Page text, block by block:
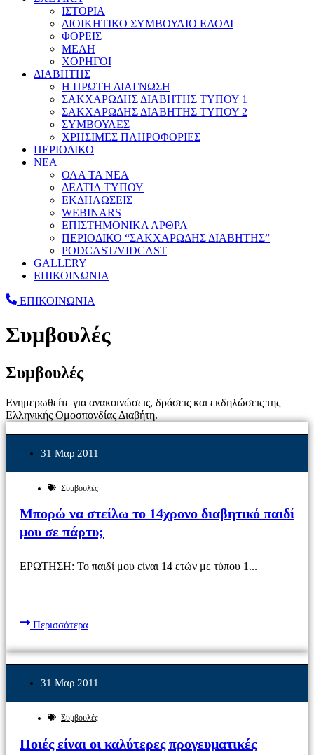
ΙΣΤΟΡΙΑ
ΔΙΟΙΚΗΤΙΚΟ ΣΥΜΒΟΥΛΙΟ ΕΛΟΔΙ
ΦΟΡΕΙΣ
ΜΕΛΗ
ΧΟΡΗΓΟΙ
ΔΙΑΒΗΤΗΣ
Η ΠΡΩΤΗ ΔΙΑΓΝΩΣΗ
ΣΑΚΧΑΡΩΔΗΣ ΔΙΑΒΗΤΗΣ ΤΥΠΟΥ 1
ΣΑΚΧΑΡΩΔΗΣ ΔΙΑΒΗΤΗΣ ΤΥΠΟΥ 2
ΣΥΜΒΟΥΛΕΣ
ΧΡΗΣΙΜΕΣ ΠΛΗΡΟΦΟΡΙΕΣ
ΠΕΡΙΟΔΙΚΟ
ΝΕΑ
ΟΛΑ ΤΑ ΝΕΑ
ΔΕΛΤΙΑ ΤΥΠΟΥ
ΕΚΔΗΛΩΣΕΙΣ
WEBINARS
ΕΠΙΣΤΗΜΟΝΙΚΑ ΑΡΘΡΑ
ΠΕΡΙΟΔΙΚΟ “ΣΑΚΧΑΡΩΔΗΣ ΔΙΑΒΗΤΗΣ”
PODCAST/VIDCAST
GALLERY
ΕΠΙΚΟΙΝΩΝΙΑ
ΕΠΙΚΟΙΝΩΝΙΑ
Συμβουλές
Συμβουλές
Ενημερωθείτε για ανακοινώσεις, δράσεις και εκδηλώσεις της
Ελληνικής Ομοσπονδίας Διαβήτη.
31 Μαρ 2011
Συμβουλές
Μπορώ να στείλω το 14χρονο διαβητικό παιδί
μου σε πάρτυ;
ΕΡΩΤΗΣΗ: Το παιδί μου είναι 14 ετών με τύπου 1...
Περισσότερα
31 Μαρ 2011
Συμβουλές
Ποιές είναι οι καλύτερες προγευματικές